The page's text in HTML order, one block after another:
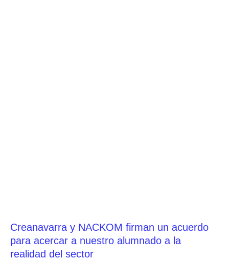
Creanavarra y NACKOM firman un acuerdo
para acercar a nuestro alumnado a la
realidad del sector